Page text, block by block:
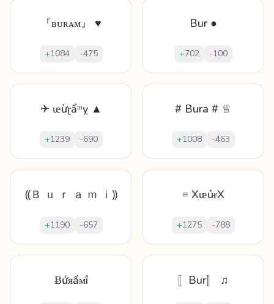
『ʙᴜʀᴀᴍ』 ♥
+1084 -475
Bur ●
+702 -100
✈ ᵫừɽẩᵐỵ ▲
+1239 -690
# Bura # ♕
+1008 -463
⸨Ｂ ｕ ｒ ａ ｍ ｉ⸩
+1190 -657
≡ XᵫủᵲX
+1275 -788
Ƀứᴙẩᴍî 〚Bur〛 ♫